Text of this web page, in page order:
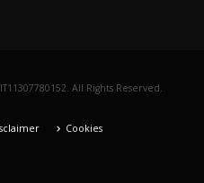
All Rights Reserved.
Cookies